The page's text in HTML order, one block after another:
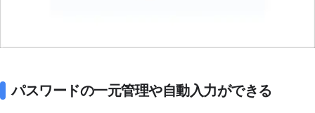
パスワードの一元管理や自動入力ができる